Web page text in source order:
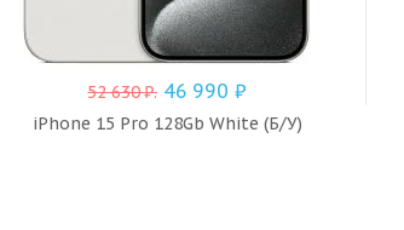
52 630₽. 46 990 ₽
iPhone 15 Pro 128Gb White (Б/У)